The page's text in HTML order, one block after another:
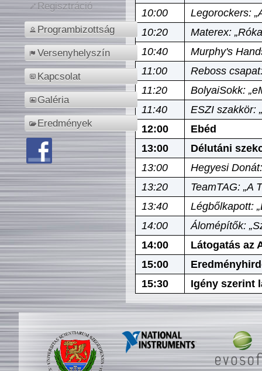
Regisztráció
Programbizottság
Versenyhelyszín
Kapcsolat
Galéria
Eredmények
10:00
Legorockers:
10:20
Materex:
10:40
Murphy's
11:00
Reboss
11:20
BolyaiSokk:
11:40
ESZI szakkör:
12:00
Ebéd
13:00
Délutáni
13:00
Hegyesi
13:20
TeamTAG: „A
13:40
Légbőlkapott:
14:00
Álomépítők:
14:00
Látogatás az
15:00
15:30
Igény szerint